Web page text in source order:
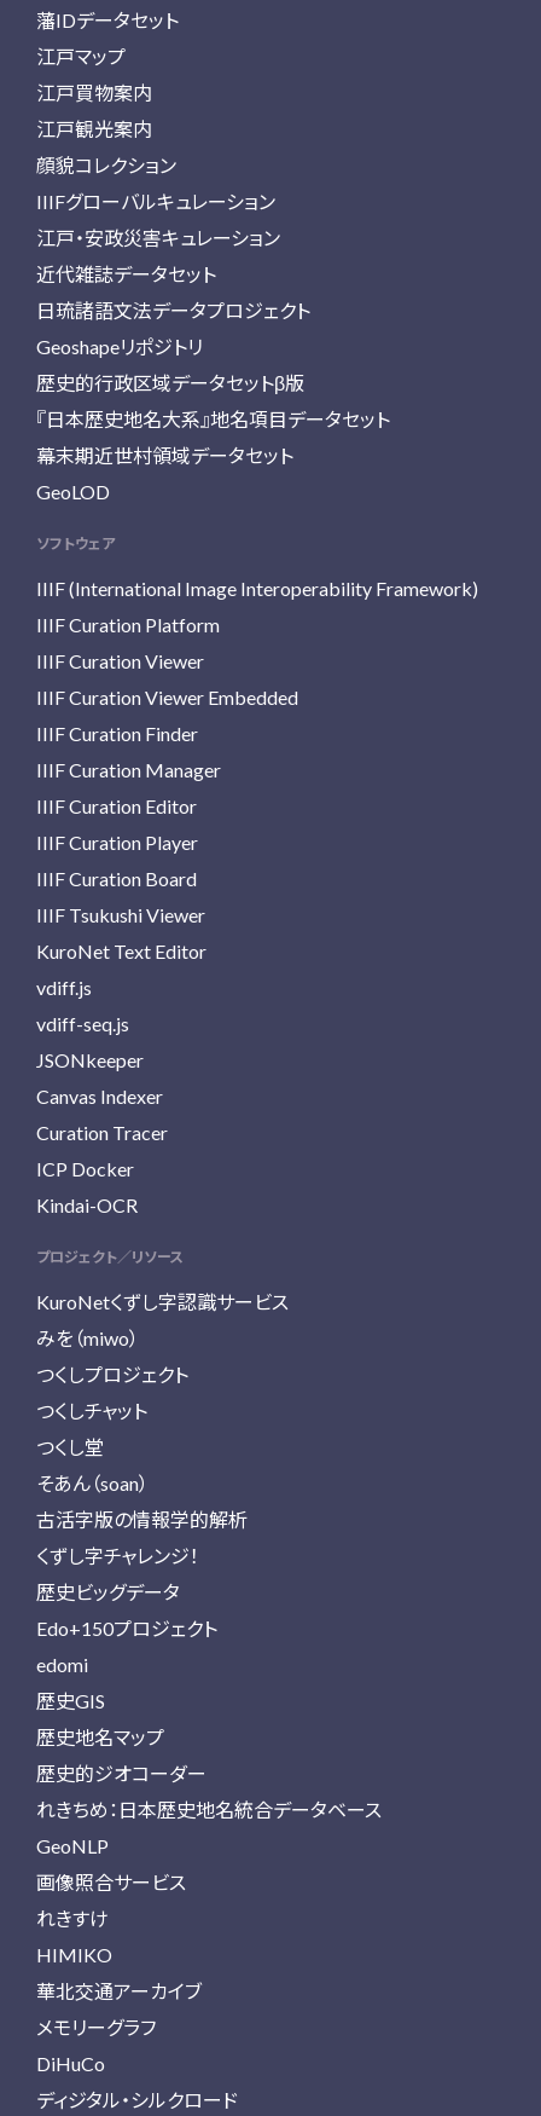
藩IDデータセット
江戸マップ
江戸買物案内
江戸観光案内
顔貌コレクション
IIIFグローバルキュレーション
江戸・安政災害キュレーション
近代雑誌データセット
日琉諸語文法データプロジェクト
Geoshapeリポジトリ
歴史的行政区域データセットβ版
『日本歴史地名大系』地名項目データセット
幕末期近世村領域データセット
GeoLOD
ソフトウェア
IIIF (International Image Interoperability Framework)
IIIF Curation Platform
IIIF Curation Viewer
IIIF Curation Viewer Embedded
IIIF Curation Finder
IIIF Curation Manager
IIIF Curation Editor
IIIF Curation Player
IIIF Curation Board
IIIF Tsukushi Viewer
KuroNet Text Editor
vdiff.js
vdiff-seq.js
JSONkeeper
Canvas Indexer
Curation Tracer
ICP Docker
Kindai-OCR
プロジェクト／リソース
KuroNetくずし字認識サービス
みを（miwo）
つくしプロジェクト
つくしチャット
つくし堂
そあん（soan）
古活字版の情報学的解析
くずし字チャレンジ！
歴史ビッグデータ
Edo+150プロジェクト
edomi
歴史GIS
歴史地名マップ
歴史的ジオコーダー
れきちめ：日本歴史地名統合データベース
GeoNLP
画像照合サービス
れきすけ
HIMIKO
華北交通アーカイブ
メモリーグラフ
DiHuCo
ディジタル・シルクロード